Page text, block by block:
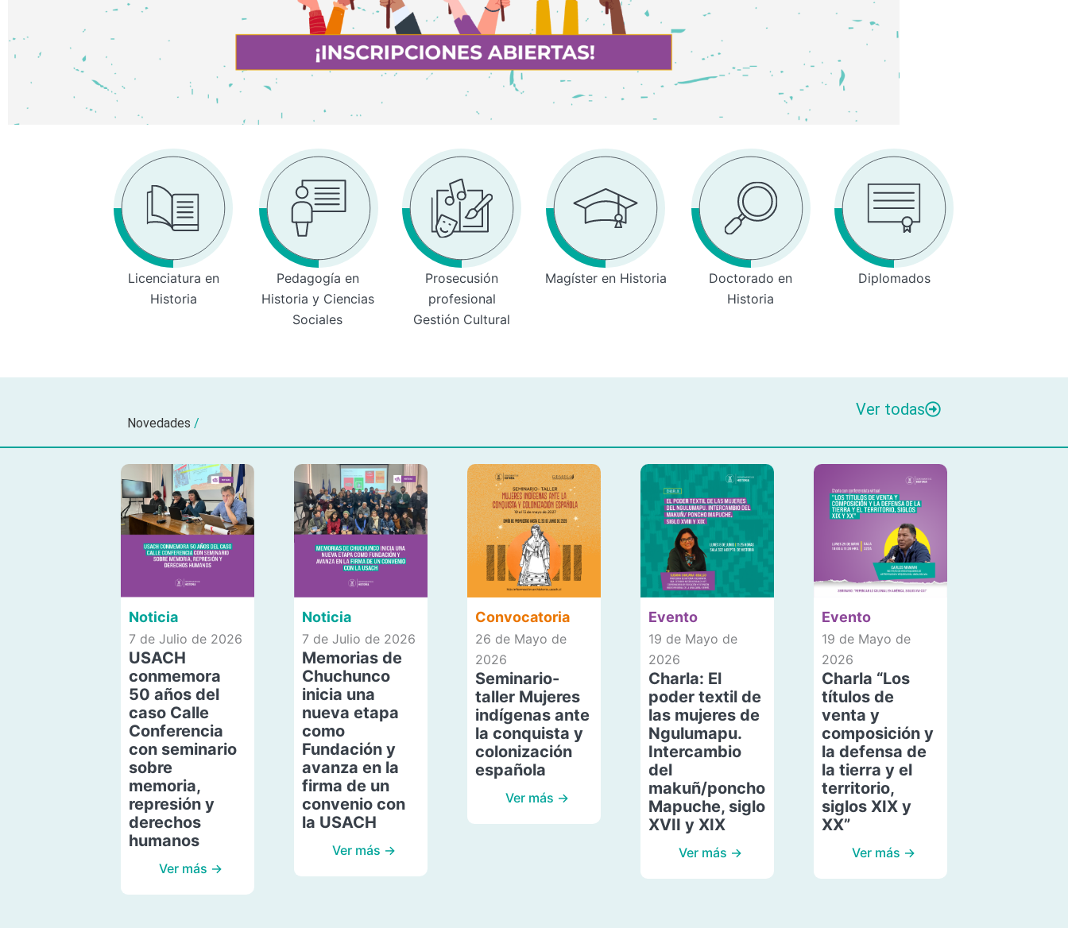
Licenciatura en
Historia
Pedagogía en
Historia y Ciencias
Sociales
Prosecusión
profesional
Gestión Cultural
Magíster en Historia
Doctorado en
Historia
Diplomados
Novedades /
Ver todas
Noticia
7 de Julio de 2026
USACH
conmemora
50 años del
caso Calle
Conferencia
con seminario
sobre
memoria,
represión y
derechos
humanos
Ver más →
Noticia
7 de Julio de 2026
Memorias de
Chuchunco
inicia una
nueva etapa
como
Fundación y
avanza en la
firma de un
convenio con
la USACH
Ver más →
Convocatoria
26 de Mayo de
2026
Seminario-
taller Mujeres
indígenas ante
la conquista y
colonización
española
Ver más →
Evento
19 de Mayo de
2026
Charla: El
poder textil de
las mujeres de
Ngulumapu.
Intercambio
del
makuñ/poncho
Mapuche, siglo
XVII y XIX
Ver más →
Evento
19 de Mayo de
2026
Charla “Los
títulos de
venta y
composición y
la defensa de
la tierra y el
territorio,
siglos XIX y
XX”
Ver más →